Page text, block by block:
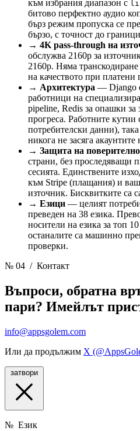
към избрания диапазон с
битово перфектно аудио
бърз режим пропуска се
бързо, с точност до
→ 4K pass-through на
обслужва 2160p за
2160p. Няма
на качеството при платени
→ Архитектура — Django
работници на
pipeline, Redis за опашки за
прогреса. Работните кутии
потребителски данни),
никога не засяга
→ Защита на
страни, без проследяващи
сесията. Единствените
към Stripe (плащания) и
източник. Бисквитките са
→ Езици — целият
преведен на 38 езика.
носители на езика за топ
останалите са машинно
проверки.
№ 04 / Контакт
Въпроси, обратна
пари? Имейлът
info@appsgolem.com
Или да продължим X
затвори
№ Език